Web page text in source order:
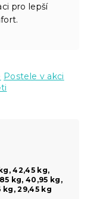
pro lepší
Postele v akci
42,45 kg,
kg, 40,95 kg,
kg, 29,45 kg